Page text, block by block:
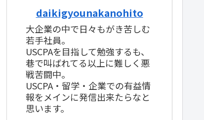
daikigyounakanohito
大企業の中で日々もがき苦しむ
若手社員。
USCPAを目指して勉強するも、
巷で叫ばれてる以上に難しく悪
戦苦闘中。
USCPA・留学・企業での有益情
報をメインに発信出来たらなと
思います。